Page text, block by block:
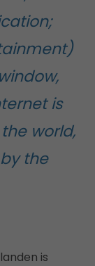
is
world,
the
is